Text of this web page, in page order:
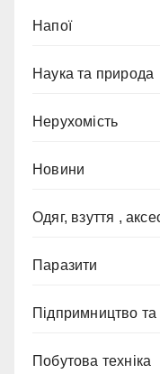
Напої
Наука та природа
Нерухомість
Новини
Одяг, взуття ,
Паразити
Підпримництво та
Побутова техніка